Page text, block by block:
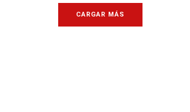
CARGAR MÁS